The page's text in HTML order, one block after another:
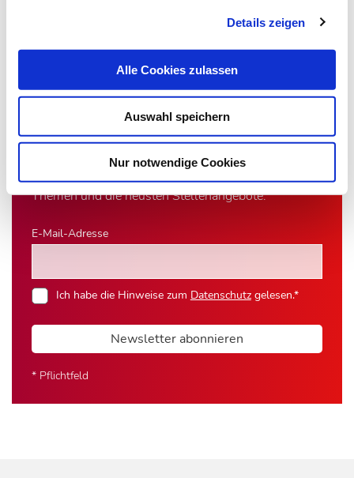
Details zeigen
Alle Cookies zulassen
Auswahl speichern
Nur notwendige Cookies
Newsletter­anmeldung
Bleiben Sie auf dem Laufenden. Der MT-Dialog-
über die wichtigsten Branchen-News, aktuelle
Themen und die neusten Stellenangebote.
E-Mail-Adresse
Ich habe die Hinweise zum Datenschutzgelesen.*
Newsletter abonnieren
* Pflichtfeld